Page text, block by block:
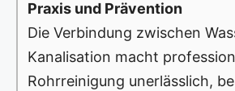
Praxis und Prävention
Die Verbindung zwischen
Kanalisation macht
Rohrreinigung unerlässlich,